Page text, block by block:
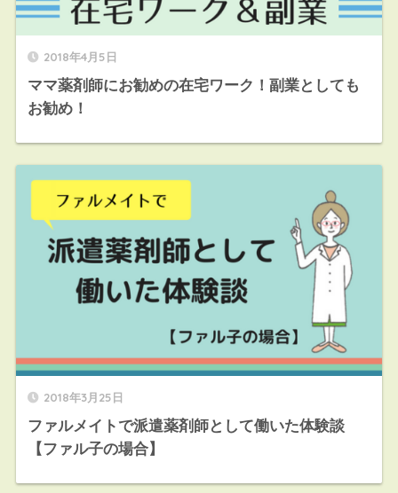
2018年4月5日
ママ薬剤師にお勧めの在宅ワーク！副業としても
お勧め！
2018年3月25日
ファルメイトで派遣薬剤師として働いた体験談
【ファル子の場合】